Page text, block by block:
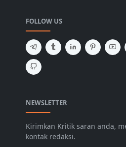
FOLLOW US
NEWSLETTER
Kirimkan Kritik saran anda,
kontak redaksi.